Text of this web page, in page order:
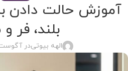
آموزش‌ حالت دادن
بلند، فر
الهه بیوتیدر آگوست 23,